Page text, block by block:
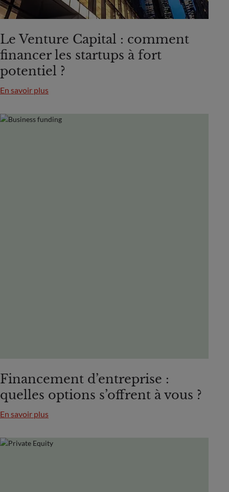
Le Venture Capital : comment
financer les startups à fort
potentiel ?
En savoir plus
Financement d’entreprise :
quelles options s’offrent à vous ?
En savoir plus